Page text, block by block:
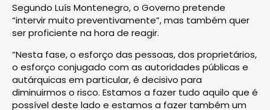
Segundo Luís Montenegro, o Governo pretende
“intervir muito preventivamente”, mas também quer
ser proficiente na hora de reagir.
“Nesta fase, o esforço das pessoas, dos proprietários,
o esforço conjugado com as autoridades públicas e
autárquicas em particular, é decisivo para
diminuirmos o risco. Estamos a fazer tudo aquilo que é
possível deste lado e estamos a fazer também um